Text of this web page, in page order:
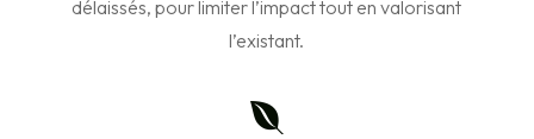
délaissés, pour limiter l’impact tout en valorisant
l’existant.
